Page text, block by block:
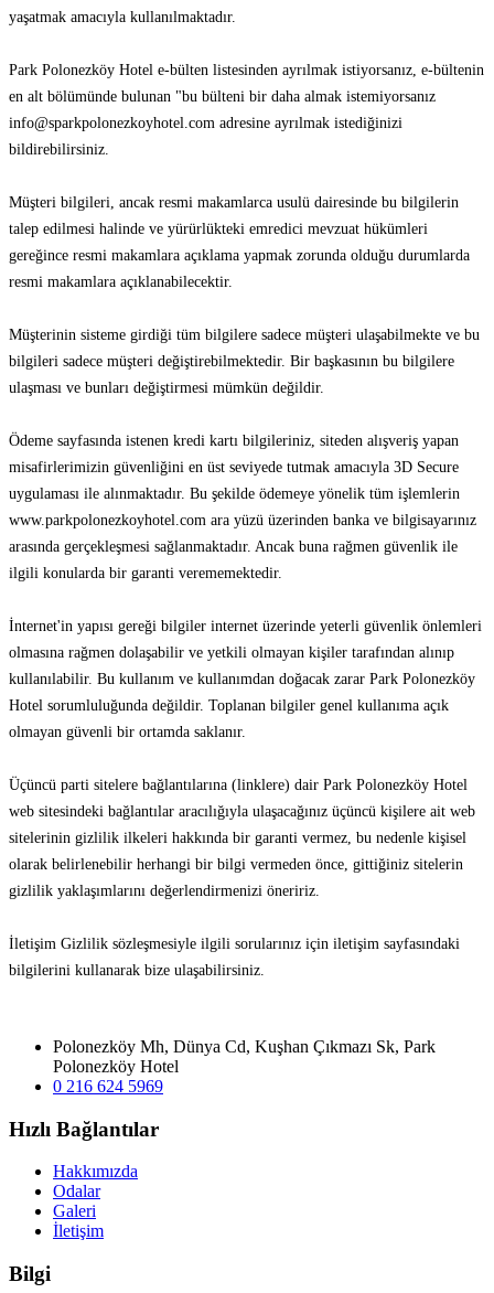
yaşatmak amacıyla kullanılmaktadır.
Park Polonezköy Hotel e-bülten listesinden ayrılmak istiyorsanız, e-bültenin
en alt bölümünde bulunan "bu bülteni bir daha almak istemiyorsanız
info@sparkpolonezkoyhotel.com adresine ayrılmak istediğinizi
bildirebilirsiniz.
Müşteri bilgileri, ancak resmi makamlarca usulü dairesinde bu bilgilerin
talep edilmesi halinde ve yürürlükteki emredici mevzuat hükümleri
gereğince resmi makamlara açıklama yapmak zorunda olduğu durumlarda
resmi makamlara açıklanabilecektir.
Müşterinin sisteme girdiği tüm bilgilere sadece müşteri ulaşabilmekte ve bu
bilgileri sadece müşteri değiştirebilmektedir. Bir başkasının bu bilgilere
ulaşması ve bunları değiştirmesi mümkün değildir.
Ödeme sayfasında istenen kredi kartı bilgileriniz, siteden alışveriş yapan
misafirlerimizin güvenliğini en üst seviyede tutmak amacıyla 3D Secure
uygulaması ile alınmaktadır. Bu şekilde ödemeye yönelik tüm işlemlerin
www.parkpolonezkoyhotel.com ara yüzü üzerinden banka ve bilgisayarınız
arasında gerçekleşmesi sağlanmaktadır. Ancak buna rağmen güvenlik ile
ilgili konularda bir garanti verememektedir.
İnternet'in yapısı gereği bilgiler internet üzerinde yeterli güvenlik önlemleri
olmasına rağmen dolaşabilir ve yetkili olmayan kişiler tarafından alınıp
kullanılabilir. Bu kullanım ve kullanımdan doğacak zarar Park Polonezköy
Hotel sorumluluğunda değildir. Toplanan bilgiler genel kullanıma açık
olmayan güvenli bir ortamda saklanır.
Üçüncü parti sitelere bağlantılarına (linklere) dair Park Polonezköy Hotel
web sitesindeki bağlantılar aracılığıyla ulaşacağınız üçüncü kişilere ait web
sitelerinin gizlilik ilkeleri hakkında bir garanti vermez, bu nedenle kişisel
olarak belirlenebilir herhangi bir bilgi vermeden önce, gittiğiniz sitelerin
gizlilik yaklaşımlarını değerlendirmenizi öneririz.
İletişim Gizlilik sözleşmesiyle ilgili sorularınız için iletişim sayfasındaki
bilgilerini kullanarak bize ulaşabilirsiniz.
Polonezköy Mh, Dünya Cd, Kuşhan Çıkmazı Sk, Park
Polonezköy Hotel
0 216 624 5969
Hızlı Bağlantılar
Hakkımızda
Odalar
Galeri
İletişim
Bilgi